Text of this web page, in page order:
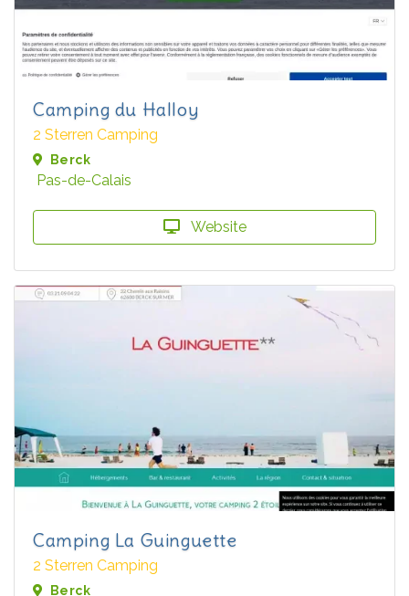
Camping du Halloy
2 Sterren Camping
Berck
Pas-de-Calais
Website
Camping La Guinguette
2 Sterren Camping
Berck